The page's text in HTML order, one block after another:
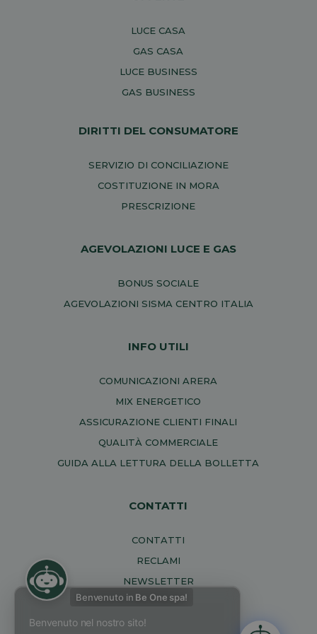
LUCE CASA
GAS CASA
LUCE BUSINESS
GAS BUSINESS
DIRITTI DEL CONSUMATORE
SERVIZIO DI CONCILIAZIONE
COSTITUZIONE IN MORA
PRESCRIZIONE
AGEVOLAZIONI LUCE E GAS
BONUS SOCIALE
AGEVOLAZIONI SISMA CENTRO ITALIA
INFO UTILI
COMUNICAZIONI ARERA
MIX ENERGETICO
ASSICURAZIONE CLIENTI FINALI
QUALITÀ COMMERCIALE
GUIDA ALLA LETTURA DELLA BOLLETTA
CONTATTI
CONTATTI
RECLAMI
NEWSLETTER
Benvenuto in Be One spa!
Benvenuto nel nostro sito!